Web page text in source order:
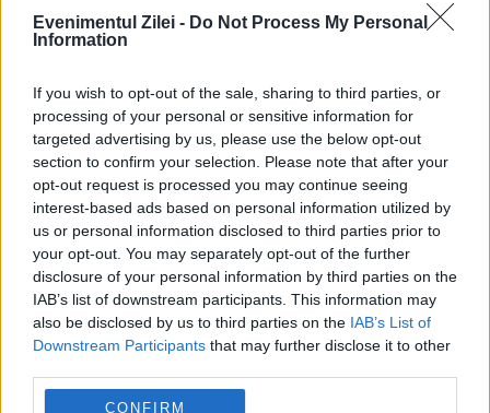
Evenimentul Zilei - Do Not Process My Personal
Information
If you wish to opt-out of the sale, sharing to third parties, or
processing of your personal or sensitive information for
targeted advertising by us, please use the below opt-out
section to confirm your selection. Please note that after your
opt-out request is processed you may continue seeing
interest-based ads based on personal information utilized by
us or personal information disclosed to third parties prior to
your opt-out. You may separately opt-out of the further
disclosure of your personal information by third parties on the
IAB’s list of downstream participants. This information may
also be disclosed by us to third parties on the IAB’s List of
Downstream Participants that may further disclose it to other
CONFIRM
bergamo carabinierii prostitutie